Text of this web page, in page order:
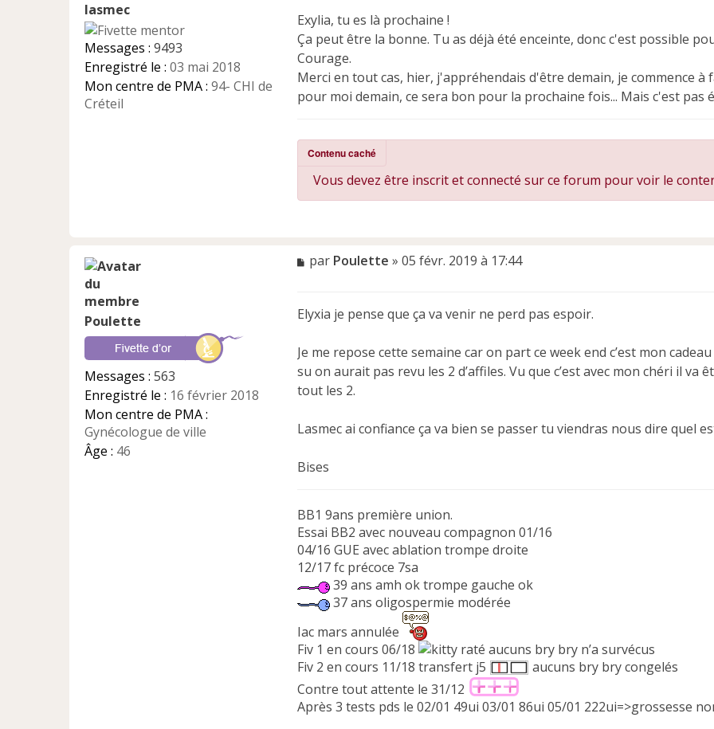
lasmec
Messages : 9493
Enregistré le : 03 mai 2018
Mon centre de PMA : 94- CHI de
Créteil
a
g
e
n
o
n
Exylia, tu es là prochaine !
Ça peut être la bonne. Tu as déjà été enceinte, donc c'est possible
Courage.
Merci en tout cas, hier, j'appréhendais d'être demain, je commence
pour moi demain, ce sera bon pour la prochaine fois... Mais c'est pas
Contenu caché
Vous devez être inscrit et connecté sur ce forum pour voir le
Poulette
Messages : 563
Enregistré le : 16 février 2018
Mon centre de PMA :
Gynécologue de ville
Âge : 46
M
s
a
e
n
o
n
u
par Poulette » 05 févr. 2019 à 17:44
Elyxia je pense que ça va venir ne perd pas espoir.
Je me repose cette semaine car on part ce week end c’est mon
su on aurait pas revu les 2 d’affiles. Vu que c’est avec mon chéri il
tout les 2.
Lasmec ai confiance ça va bien se passer tu viendras nous dire quel
Bises
BB1 9ans première union.
Essai BB2 avec nouveau compagnon 01/16
04/16 GUE avec ablation trompe droite
12/17 fc précoce 7sa
39 ans amh ok trompe gauche ok
37 ans oligospermie modérée
Iac mars annulée
Fiv 1 en cours 06/18
raté aucuns bry bry n’a survécus
Fiv 2 en cours 11/18 transfert j5
aucuns bry bry congelés
Contre tout attente le 31/12
Après 3 tests pds le 02/01 49ui 03/01 86ui 05/01 222ui=>grossesse